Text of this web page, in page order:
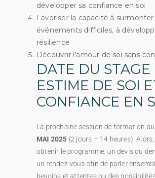
développer sa confiance en soi
Favoriser la capacité à
événements difficiles, à
résilience
Découvrir l’amour de soi sans
DATE DU STAGE
ESTIME DE SOI
CONFIANCE EN
La prochaine session de formation
MAI 2025 (2 jours – 14 heures).
obtenir le programme, un devis ou
un rendez-vous afin de parler
besoins et attentes ou des